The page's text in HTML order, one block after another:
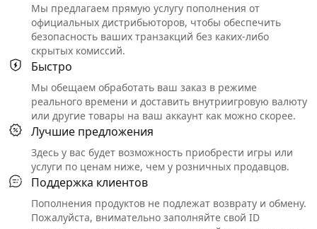
Мы предлагаем прямую услугу пополнения от
официальных дистрибьюторов, чтобы обеспечить
безопасность ваших транзакций без каких-либо
скрытых комиссий.
Быстро
Мы обещаем обработать ваш заказ в режиме
реального времени и доставить внутриигровую валюту
или другие товары на ваш аккаунт как можно скорее.
Лучшие предложения
Здесь у вас будет возможность приобрести игры или
услуги по ценам ниже, чем у розничных продавцов.
Поддержка клиентов
Пополнения продуктов не подлежат возврату и обмену.
Пожалуйста, внимательно заполняйте свой ID